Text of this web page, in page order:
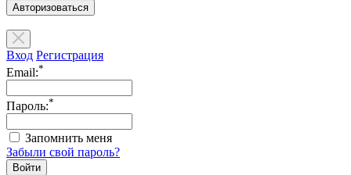
Авторизоваться
Вход Регистрация
Email:*
Пароль:*
Запомнить меня
Забыли свой пароль?